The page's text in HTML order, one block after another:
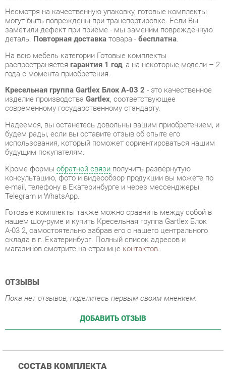
На всю мебель категории Готовые комплекты
распространяетсягарантия 1 год, а на некоторые модели – 2
года с момента приобретения.
изделие производстваGartlex, соответствующее
современному государственному стандарту.
Надеемся, вы останетесь довольны вашим приобретением, и
будем рады, если вы оставите отзыв об опыте его
использования, который поможет сориентироваться нашим
будущим покупателям.
Кроме формы обратной связиполучить развёрнутую
консультацию, фото и видеообзор продукции вы можете по
e-mail, телефону в Екатеринбурге и через мессенджеры
Telegram и WhatsApp.
Готовые комплекты также можно сравнить между собой в
нашем шоу-руме и купить Кресельная группа Gartlex Блок
А-03 2, самостоятельно забрав его с нашего центрального
склада в г. Екатеринбург. Полный список адресов и
магазинов смотрите на странице
ОТЗЫВЫ
Пока нет отзывов, поделитесь первым своим мнением.